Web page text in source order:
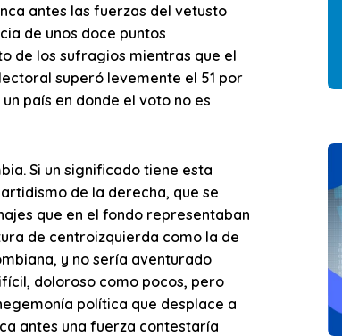
antes las fuerzas del vetusto
de unos doce puntos
de los sufragios mientras que el
superó levemente el 51 por
país en donde el voto no es
Si un significado tiene esta
de la derecha, que se
que en el fondo representaban
de centroizquierda como la de
y no sería aventurado
doloroso como pocos, pero
política que desplace a
antes una fuerza contestaría